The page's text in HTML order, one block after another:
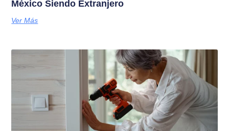
México Siendo Extranjero
Ver Más